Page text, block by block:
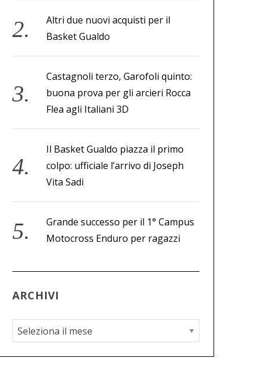
Altri due nuovi acquisti per il
Basket Gualdo
Castagnoli terzo, Garofoli quinto:
buona prova per gli arcieri Rocca
Flea agli Italiani 3D
Il Basket Gualdo piazza il primo
colpo: ufficiale l’arrivo di Joseph
Vita Sadi
Grande successo per il 1° Campus
Motocross Enduro per ragazzi
ARCHIVI
A
r
c